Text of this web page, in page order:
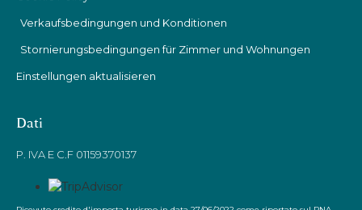
Verkaufsbedingungen und Konditionen
Stornierungsbedingungen für Zimmer und Wohnungen
Einstellungen aktualisieren
Dati
P. IVA E C.F 01159370137